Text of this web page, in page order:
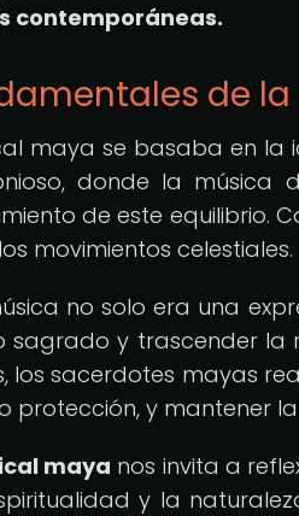
contemporáneas.
de
maya se basaba en
donde la música
de este equilibrio.
movimientos celestiales.
no solo era una
y trascender la
los sacerdotes mayas
protección, y mantener
maya nos invita a
y la